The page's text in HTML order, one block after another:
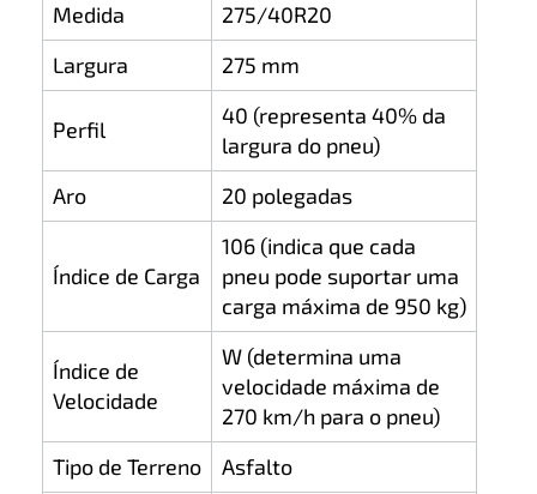
Medida
275/40R20
Largura
275 mm
Perfil
40 (representa 40% da
largura do pneu)
Aro
20 polegadas
Índice de Carga
106 (indica que cada
pneu pode suportar uma
carga máxima de 950 kg)
Índice de
Velocidade
W (determina uma
velocidade máxima de
270 km/h para o pneu)
Tipo de Terreno
Asfalto